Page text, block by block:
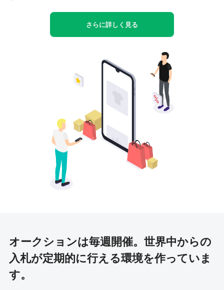
さらに詳しく見る
オークションは毎週開催。 世界中からの
入札が定期的に行える環境を作っていま
す。